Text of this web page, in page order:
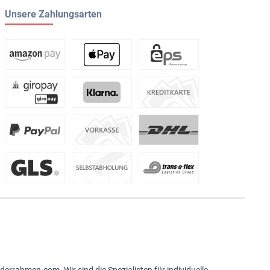
Unsere Zahlungsarten